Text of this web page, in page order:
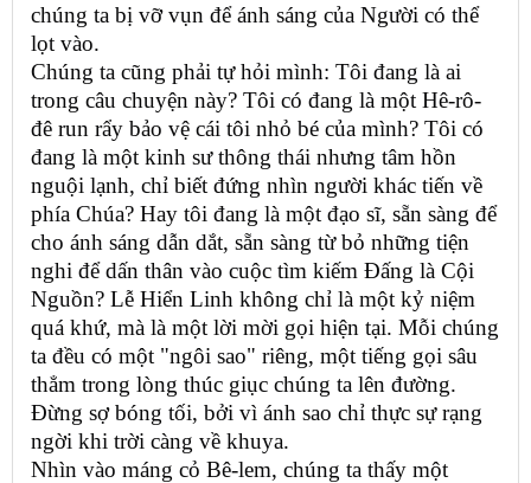
chúng ta bị vỡ vụn để ánh sáng của Người có thể
lọt vào.
Chúng ta cũng phải tự hỏi mình: Tôi đang là ai
trong câu chuyện này? Tôi có đang là một Hê-rô-
đê run rẩy bảo vệ cái tôi nhỏ bé của mình? Tôi có
đang là một kinh sư thông thái nhưng tâm hồn
nguội lạnh, chỉ biết đứng nhìn người khác tiến về
phía Chúa? Hay tôi đang là một đạo sĩ, sẵn sàng để
cho ánh sáng dẫn dắt, sẵn sàng từ bỏ những tiện
nghi để dấn thân vào cuộc tìm kiếm Đấng là Cội
Nguồn? Lễ Hiển Linh không chỉ là một kỷ niệm
quá khứ, mà là một lời mời gọi hiện tại. Mỗi chúng
ta đều có một "ngôi sao" riêng, một tiếng gọi sâu
thẳm trong lòng thúc giục chúng ta lên đường.
Đừng sợ bóng tối, bởi vì ánh sao chỉ thực sự rạng
ngời khi trời càng về khuya.
Nhìn vào máng cỏ Bê-lem, chúng ta thấy một